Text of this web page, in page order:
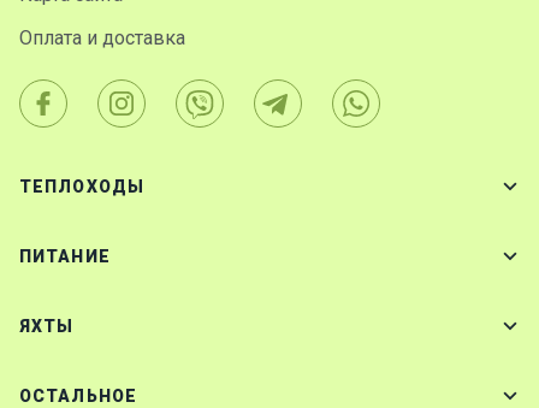
Оплата и доставка
ТЕПЛОХОДЫ
ПИТАНИЕ
ЯХТЫ
ОСТАЛЬНОЕ